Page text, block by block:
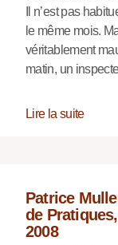
Il n’est pas
le même mois.
véritablement
matin, un
Lire la suite
Patrice
de
2008